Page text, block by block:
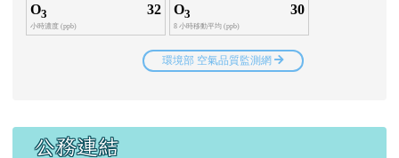
右邊區域內容
公務連結